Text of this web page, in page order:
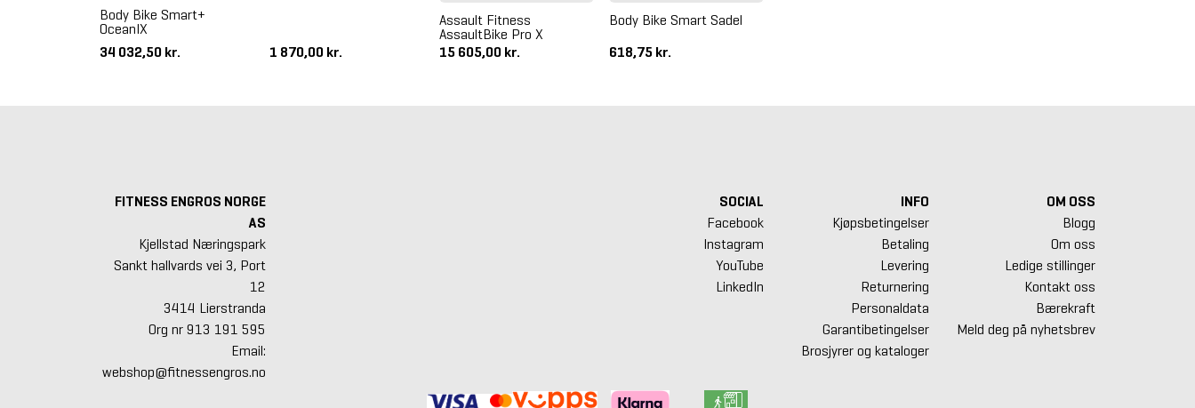
Body Bike Smart+
OceanIX
34 032,50 kr.
1 870,00 kr.
Assault Fitness
AssaultBike Pro X
15 605,00 kr.
Body Bike Smart Sadel
618,75 kr.
FITNESS ENGROS NORGE
AS
Kjellstad Næringspark
Sankt hallvards vei 3, Port
12
3414 Lierstranda
Org nr 913 191 595
Email:
webshop@fitnessengros.no
SOCIAL
Facebook
Instagram
YouTube
LinkedIn
INFO
Kjøpsbetingelser
Betaling
Levering
Returnering
Personaldata
Garantibetingelser
Brosjyrer og kataloger
OM OSS
Blogg
Om oss
Ledige stillinger
Kontakt oss
Bærekraft
Meld deg på nyhetsbrev